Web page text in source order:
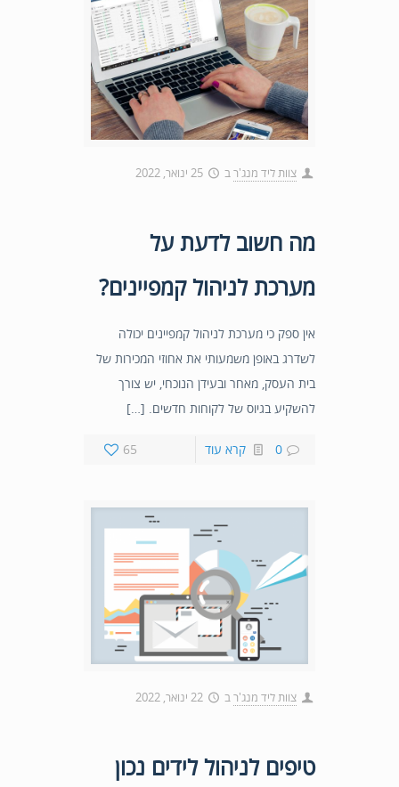
צוות ליד מנג'רב 25 ינואר, 2022
מה חשוב לדעת על
מערכת לניהול קמפיינים?
אין ספק כי מערכת לניהול קמפיינים יכולה
לשדרג באופן משמעותי את אחוזי המכירות של
בית העסק, מאחר ובעידן הנוכחי, יש צורך
להשקיע בגיוס של לקוחות חדשים. […]
65 0 קרא עוד
צוות ליד מנג'ר ב 22 ינואר, 2022
טיפים לניהול לידים נכון